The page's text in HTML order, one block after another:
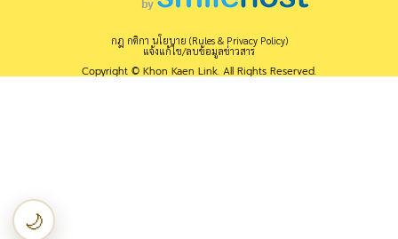
กฎ กติกา นโยบาย (Rules & Privacy Policy)
แจ้งแก้ไข/ลบข้อมูลข่าวสาร
Copyright © Khon Kaen Link. All Rights Reserved.
🌙เปลี่ยนเป็นโหมดกลางคืน